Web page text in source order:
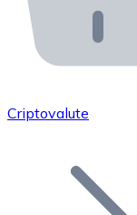
API Bitnovo
Integra la
Unisciti alla
Aggiungi il
Criptovalute